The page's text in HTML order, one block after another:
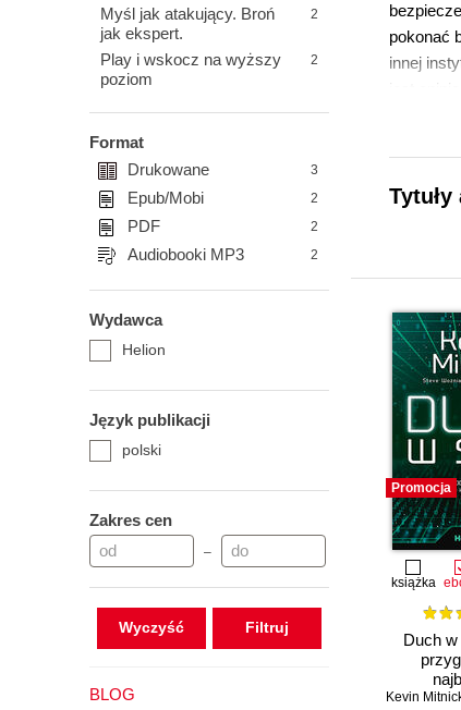
Myśl jak atakujący. Broń
jak ekspert.
2
Play i wskocz na wyższy
poziom
2
Format
Drukowane
3
Epub/Mobi 2
PDF 2
Audiobooki MP3 2
Wydawca
Helion
Język publikacji
polski
Zakres cen
–
Wyczyść
BLOG
pokonać
innej
Promocja
książka
Duch
Kevin